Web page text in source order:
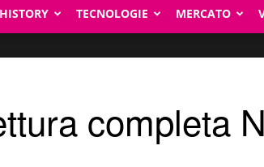
TECNOLOGIE MERCATO
completa